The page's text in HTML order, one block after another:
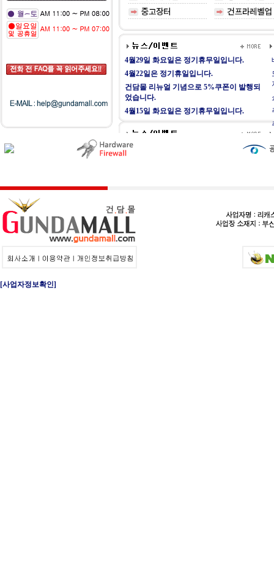
4월29일 화요일은 정기휴무일입니다.
4월22일은 정기휴일입니다.
건담몰 리뉴얼 기념으로 5%쿠폰이 발행되
었습니다.
4월15일 화요일은 정기휴무일입니다.
[사업자정보확인]